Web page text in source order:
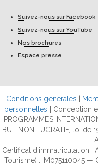
Suivez-nous sur Facebook
Suivez-nous sur YouTube
Nos brochures
Espace presse
Conditions générales
personnelles | Conception
PROGRAMMES
BUT NON LUCRATIF, loi de
Certificat d’immatriculation :
Tourisme) : IM075110045 —